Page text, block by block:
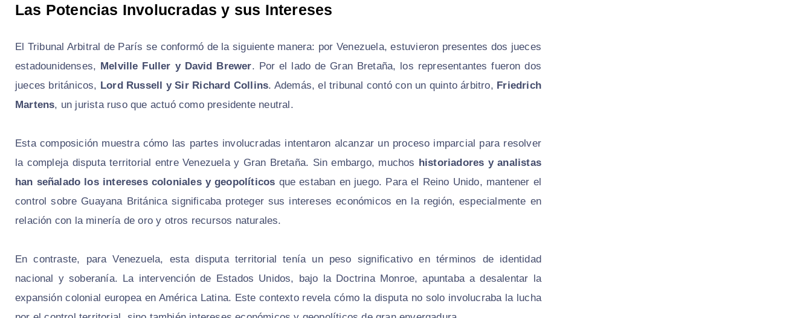
Las Potencias Involucradas y sus Intereses
El Tribunal Arbitral de París se conformó de la siguiente manera: por Venezuela, estuvieron presentes dos jueces
estadounidenses, Melville Fuller y David Brewer. Por el lado de Gran Bretaña, los representantes fueron dos
jueces británicos, Lord Russell y Sir Richard Collins. Además, el tribunal contó con un quinto árbitro, Friedrich
Martens, un jurista ruso que actuó como presidente neutral.
Esta composición muestra cómo las partes involucradas intentaron alcanzar un proceso imparcial para resolver
la compleja disputa territorial entre Venezuela y Gran Bretaña. Sin embargo, muchos historiadores y analistas
han señalado los intereses coloniales y geopolíticos que estaban en juego. Para el Reino Unido, mantener el
control sobre Guayana Británica significaba proteger sus intereses económicos en la región, especialmente en
relación con la minería de oro y otros recursos naturales.
En contraste, para Venezuela, esta disputa territorial tenía un peso significativo en términos de identidad
nacional y soberanía. La intervención de Estados Unidos, bajo la Doctrina Monroe, apuntaba a desalentar la
expansión colonial europea en América Latina. Este contexto revela cómo la disputa no solo involucraba la lucha